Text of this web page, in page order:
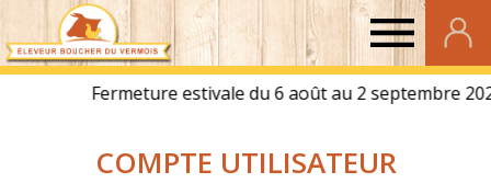
Eleveur
Boucher
du
COMPTE UTILISATEUR